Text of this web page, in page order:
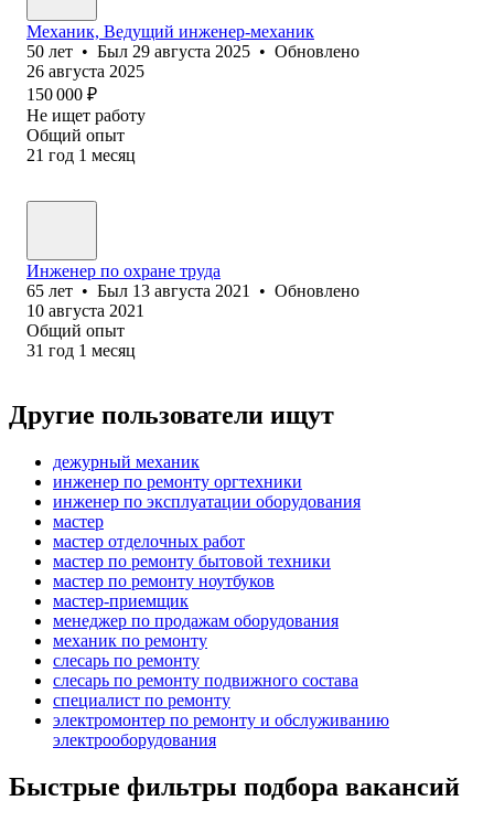
Механик, Ведущий инженер-механик
50 лет • Был 29 августа 2025 • Обновлено
26 августа 2025
150 000 ₽
Не ищет работу
Общий опыт
21 год 1 месяц
Инженер по охране труда
65 лет • Был 13 августа 2021 • Обновлено
10 августа 2021
Общий опыт
31 год 1 месяц
Другие пользователи ищут
дежурный механик
инженер по ремонту оргтехники
инженер по эксплуатации оборудования
мастер
мастер отделочных работ
мастер по ремонту бытовой техники
мастер по ремонту ноутбуков
мастер-приемщик
менеджер по продажам оборудования
механик по ремонту
слесарь по ремонту
слесарь по ремонту подвижного состава
специалист по ремонту
электромонтер по ремонту и обслуживанию
электрооборудования
Быстрые фильтры подбора вакансий